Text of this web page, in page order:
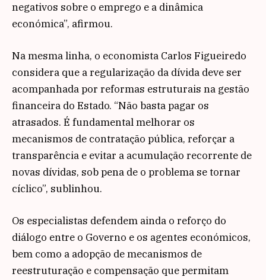
negativos sobre o emprego e a dinâmica
económica”, afirmou.
Na mesma linha, o economista Carlos Figueiredo
considera que a regularização da dívida deve ser
acompanhada por reformas estruturais na gestão
financeira do Estado. “Não basta pagar os
atrasados. É fundamental melhorar os
mecanismos de contratação pública, reforçar a
transparência e evitar a acumulação recorrente de
novas dívidas, sob pena de o problema se tornar
cíclico”, sublinhou.
Os especialistas defendem ainda o reforço do
diálogo entre o Governo e os agentes económicos,
bem como a adopção de mecanismos de
reestruturação e compensação que permitam